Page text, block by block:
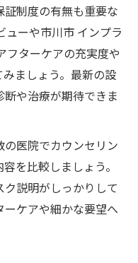
制度の有無も重要な
ューや市川市 インプラ
フターケアの充実度や
ましょう。最新の設
や治療が期待できま
医院でカウンセリン
を比較しましょう。
説明がしっかりして
ケアや細かな要望へ